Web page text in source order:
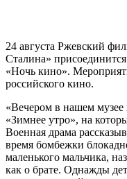
24 августа Ржевский
Сталина»
«Ночь кино».
российского кино.
«Вечером в нашем
«Зимнее утро», на
Военная драма
время бомбежки
маленького мальчика,
как о брате. Однажды